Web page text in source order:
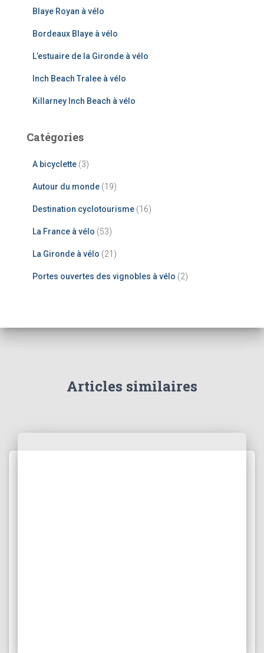
Blaye Royan à vélo
Bordeaux Blaye à vélo
L’estuaire de la Gironde à vélo
Inch Beach Tralee à vélo
Killarney Inch Beach à vélo
Catégories
A bicyclette (3)
Autour du monde (19)
Destination cyclotourisme (16)
La France à vélo (53)
La Gironde à vélo (21)
Portes ouvertes des vignobles à vélo (2)
Articles similaires